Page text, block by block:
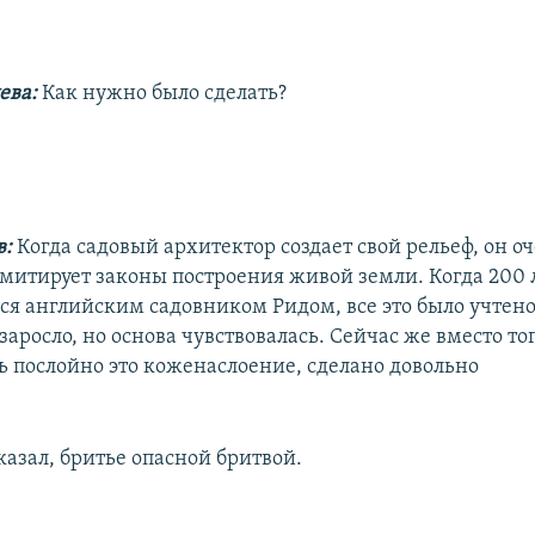
Как нужно было сделать?
Когда садовый архитектор создает свой рельеф, он
законы построения живой земли. Когда 200
английским садовником Ридом, все это было
но основа чувствовалась. Сейчас же вместо
послойно это коженаслоение, сделано довольно
бритье опасной бритвой.